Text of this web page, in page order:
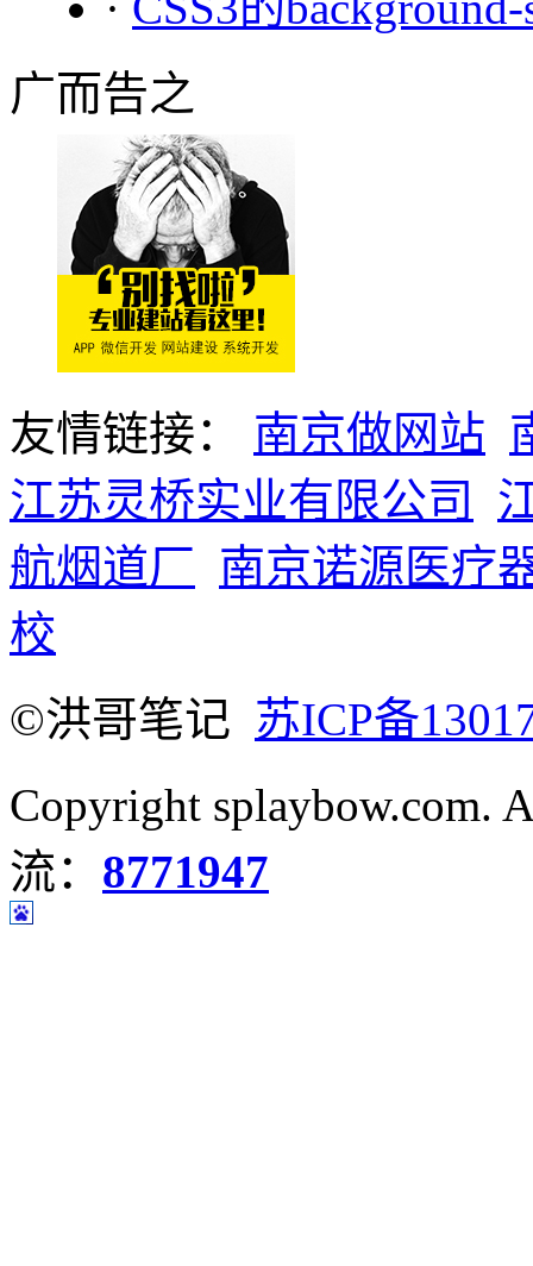
广而告之
友情链接： 南京做网站
江苏灵桥实业有限公司
航烟道厂 南京诺源医疗
校
©洪哥笔记 苏ICP备
Copyright splaybow.com.
流： 8771947